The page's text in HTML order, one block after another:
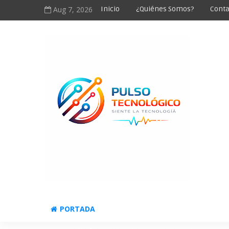
Aug 7, 2026 Inicio ¿Quiénes Somos?
PORTADA